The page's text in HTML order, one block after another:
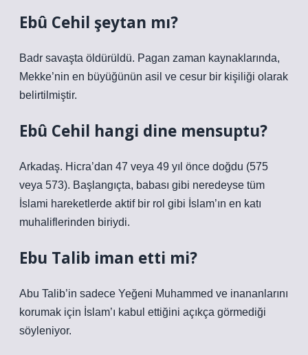
Ebû Cehil şeytan mı?
Badr savaşta öldürüldü. Pagan zaman kaynaklarında,
Mekke’nin en büyüğünün asil ve cesur bir kişiliği olarak
belirtilmiştir.
Ebû Cehil hangi dine mensuptu?
Arkadaş. Hicra’dan 47 veya 49 yıl önce doğdu (575
veya 573). Başlangıçta, babası gibi neredeyse tüm
İslami hareketlerde aktif bir rol gibi İslam’ın en katı
muhaliflerinden biriydi.
Ebu Talib iman etti mi?
Abu Talib’in sadece Yeğeni Muhammed ve inananlarını
korumak için İslam’ı kabul ettiğini açıkça görmediği
söyleniyor.